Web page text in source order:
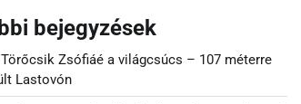
bejegyzések
Zsófiáé a világcsúcs – 107 méterre
Lastovón